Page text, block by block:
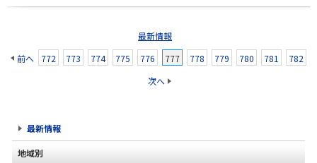
最新情報
前へ
772 773 774 775 776 777 778 779 780 781
782
次へ
最新情報
地域別